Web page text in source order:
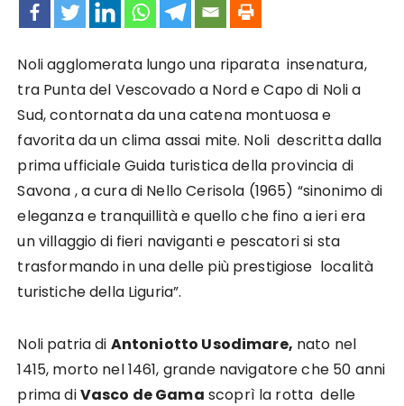
Noli agglomerata lungo una riparata insenatura,
tra Punta del Vescovado a Nord e Capo di Noli a
Sud, contornata da una catena montuosa e
favorita da un clima assai mite. Noli descritta dalla
prima ufficiale Guida turistica della provincia di
Savona , a cura di Nello Cerisola (1965) “sinonimo di
eleganza e tranquillità e quello che fino a ieri era
un villaggio di fieri naviganti e pescatori si sta
trasformando in una delle più prestigiose località
turistiche della Liguria”.
Noli patria di Antoniotto Usodimare, nato nel
1415, morto nel 1461, grande navigatore che 50 anni
prima diVasco de Gama scoprì la rotta delle